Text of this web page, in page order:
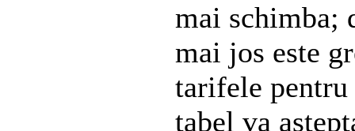
mai schimba;
mai jos este
tarifele pentru
tabel va